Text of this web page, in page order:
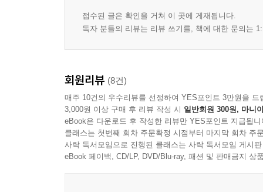
접수된 글은 확인을 거쳐 이 곳에 게재됩니다.
독자 분들의 리뷰는 리뷰 쓰기를, 책에 대한 문의는
회원리뷰 (8건)
매주 10건의 우수리뷰를 선정하여 YES포인트 3만원을 드
3,000원 이상 구매 후 리뷰 작성 시 일반회원 300원, 마니
eBook은 다운로드 후 작성한 리뷰만 YES포인트 지급됩니
클래스는 첫번째 회차 주문확정 시점부터 마지막 회차 주
사락 독서모임으로 진행된 클래스는 사락 독서모임 게시
eBook 페이백, CD/LP, DVD/Blu-ray, 패션 및 판매금지 상